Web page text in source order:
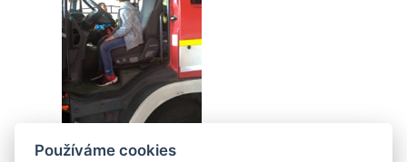
Používáme cookies